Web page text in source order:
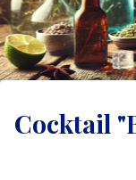
Cocktail